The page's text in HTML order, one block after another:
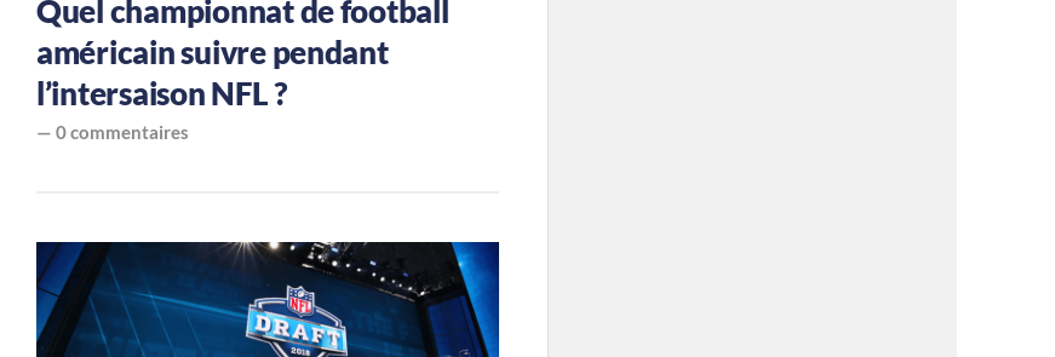
Quel championnat de football
américain suivre pendant
l’intersaison NFL ?
— 0 commentaires